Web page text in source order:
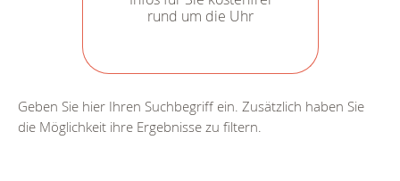
rund um die Uhr
Geben Sie hier Ihren Suchbegriff ein. Zusätzlich haben Sie
die Möglichkeit ihre Ergebnisse zu filtern.